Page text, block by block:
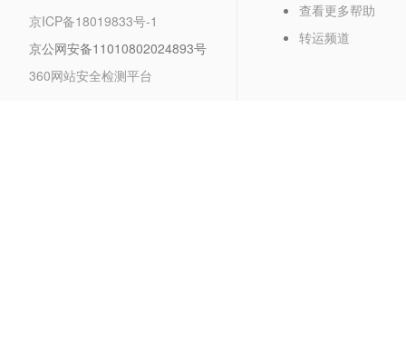
京ICP备18019833号-1
京公网安备11010802024893号
360网站安全检测平台
查看更多帮助
转运频道